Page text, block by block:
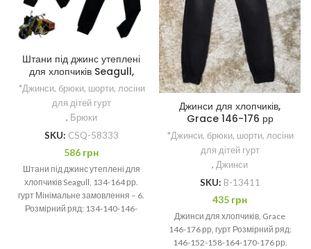
Штани під джинс утеплені
для хлопчиків Seagull,
134-164 рр.
*Джинси, брюки, шорти, лосіни
для дітей гурт
, Брюки
SKU: CSQ-58333
586 грн
Штани під джинс утеплені для
хлопчиків Seagull, 134-164 рр.
гурт Мінімальне замовлення – 6.
Розмірний ряд: 134-140-146-
Джинси для хлопчиків,
Grace 146-176 рр
*Джинси, брюки, шорти, лосіни
для дітей гурт
, Джинси
SKU: B-13411
435 грн
Джинси для хлопчиків, Grace
146-176 рр, гурт Розмірний ряд:
146-152-158-164-170-176 рр.